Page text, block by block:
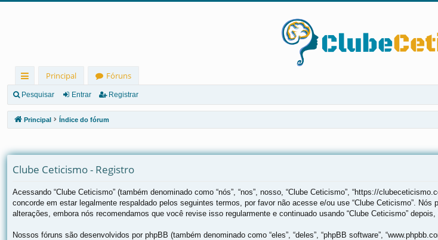
in
ks
rá
pi
d
Principal
Fóruns
Pesquisar Entrar Registrar
Principal Índice do fórum
Clube Ceticismo - Registro
Acessando “Clube Ceticismo” (também denominado como “nós”, “nos”, nosso, “Clube Ceticismo”, “https://
concorde em estar legalmente respaldado pelos seguintes termos, por favor não acesse e/ou use “Clube Ceticismo”.
alterações, embora nós recomendamos que você revise isso regularmente e continuado usando “Clube Ceticismo”
Nossos fóruns são desenvolvidos por phpBB (também denominado como “eles”, “deles”, “phpBB software”,